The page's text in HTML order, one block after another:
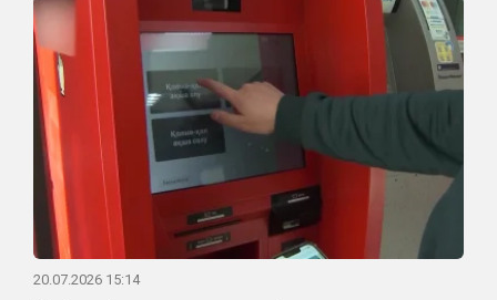
20.07.2026 15:14